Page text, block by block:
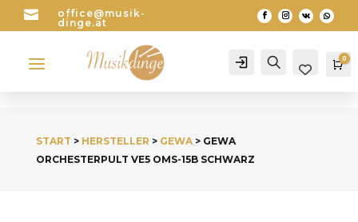

office@musik-
dinge.at
a Account Search 0
START > HERSTELLER > GEWA> GEWA
ORCHESTERPULT VE5 OMS-15B SCHWARZ